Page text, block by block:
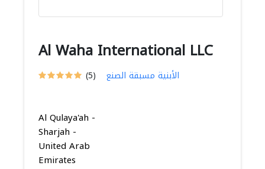
Al Waha International LLC
(5) الأبنية مسبقة الصنع
Al Qulaya'ah -
Sharjah -
United Arab
Emirates